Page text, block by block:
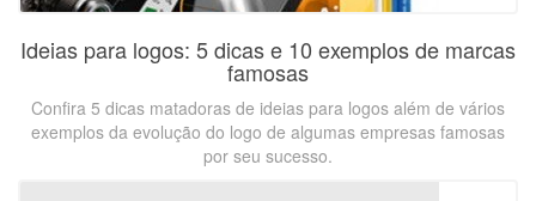
Ideias para logos: 5 dicas e 10 exemplos de marcas
famosas
Confira 5 dicas matadoras de ideias para logos além de vários
exemplos da evolução do logo de algumas empresas famosas
por seu sucesso.